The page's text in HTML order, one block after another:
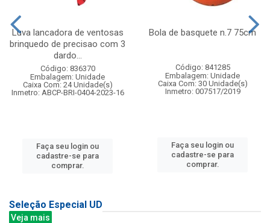
Luva lancadora de ventosas
brinquedo de precisao com 3
dardo...
Código: 836370
Embalagem: Unidade
Caixa Com: 24 Unidade(s)
Inmetro: ABCP-BRI-0404-2023-16
Faça seu login ou
cadastre-se para
comprar.
Bola de basquete n.7 75cm
Código: 841285
Embalagem: Unidade
Caixa Com: 30 Unidade(s)
Inmetro: 007517/2019
Faça seu login ou
cadastre-se para
comprar.
Seleção Especial UD
Veja mais